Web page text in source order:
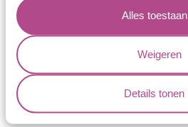
Alles toestaan
Weigeren
Details tonen
Jouw voordelen
Conflictvrije Materialen
Oneindig veel mogelijkheden
Kwaliteit
Juweliers & Contact